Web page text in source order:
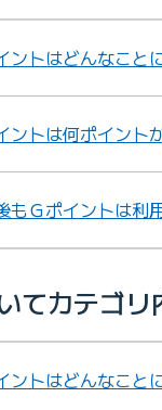
トはどんなこと
トは何ポイント
もＧポイントは利
てカテゴ
トはどんなこと